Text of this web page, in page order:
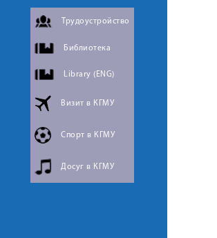
Трудоустройство
Библиотека
Library (ENG)
Визит в КГМУ
Спорт в КГМУ
Досуг в КГМУ